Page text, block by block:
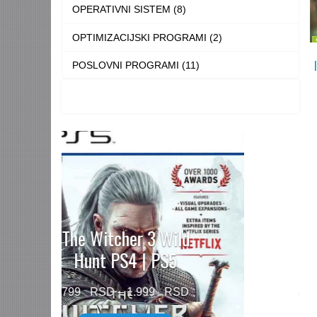
OPERATIVNI SISTEM (8)
OPTIMIZACIJSKI PROGRAMI (2)
POSLOVNI PROGRAMI (11)
Need for Speed™
Unbound PS5
499 – 1.499